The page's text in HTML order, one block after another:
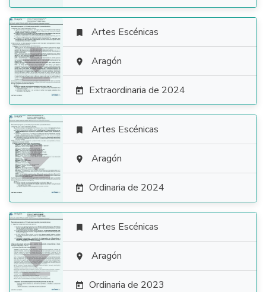

 Artes Escénicas
 Aragón
 Extraordinaria de 2024

 Artes Escénicas
 Aragón
 Ordinaria de 2024

 Artes Escénicas
 Aragón
 Ordinaria de 2023